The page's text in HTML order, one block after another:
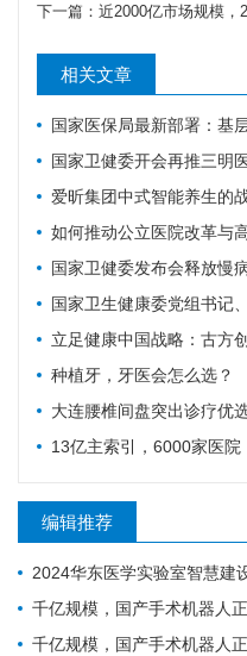
下一篇： 近2000亿市场规模，
相关文章
国家医保局最新部署：基层
国家卫健委开会再推三明医改
爱昕集团中式智能养生的战略选择：大健
如何推动公立医院改革与高质量发展？他
国家卫健委发布会释放慢
国家卫生健康委党组书记、主任
立足健康中国战略：古方创新为糖
种植牙，牙医会怎么选？
大连腰椎间盘突出诊疗优选！
13亿主索引，6000家医院：
编辑推荐
2024华东医学实验室智慧建
千亿规模，国产手术机器人
千亿规模，国产手术机器人正